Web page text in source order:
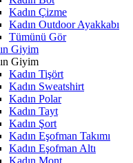
Kadın Çizme
Kadın Outdoor Ayakkabı
Tümünü Gör
Giyim
Giyim
Kadın Tişört
Kadın Sweatshirt
Kadın Polar
Kadın Tayt
Kadın Şort
Kadın Eşofman Takımı
Kadın Eşofman Altı
Kadın Mont